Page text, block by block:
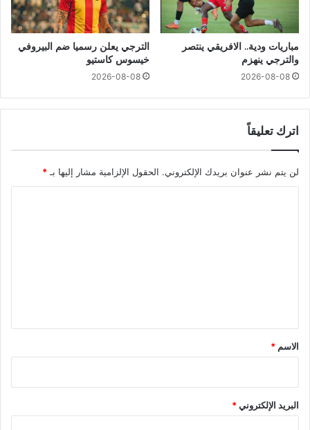
مباريات ودية.. الافريقي ينتصر
والترجي ينهزم
2026-08-08
الترجي يعلن رسميا ضم البيروفي
خيسوس كاستيو
2026-08-08
اترك تعليقاً
لن يتم نشر عنوان بريدك الإلكتروني. الحقول الإلزامية مشار إليها بـ *
*
الاسم *
البريد الإلكتروني*